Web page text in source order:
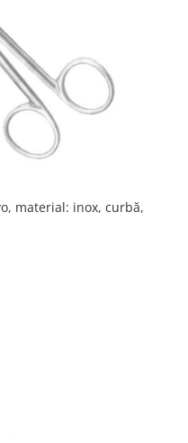
material: inox, curbă,